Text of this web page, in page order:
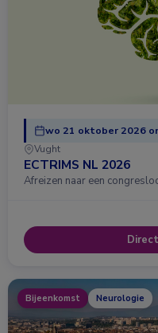
wo 21 oktober 2026
Vught
ECTRIMS NL 2026
Afreizen naar een
Bijeenkomst Neurologie